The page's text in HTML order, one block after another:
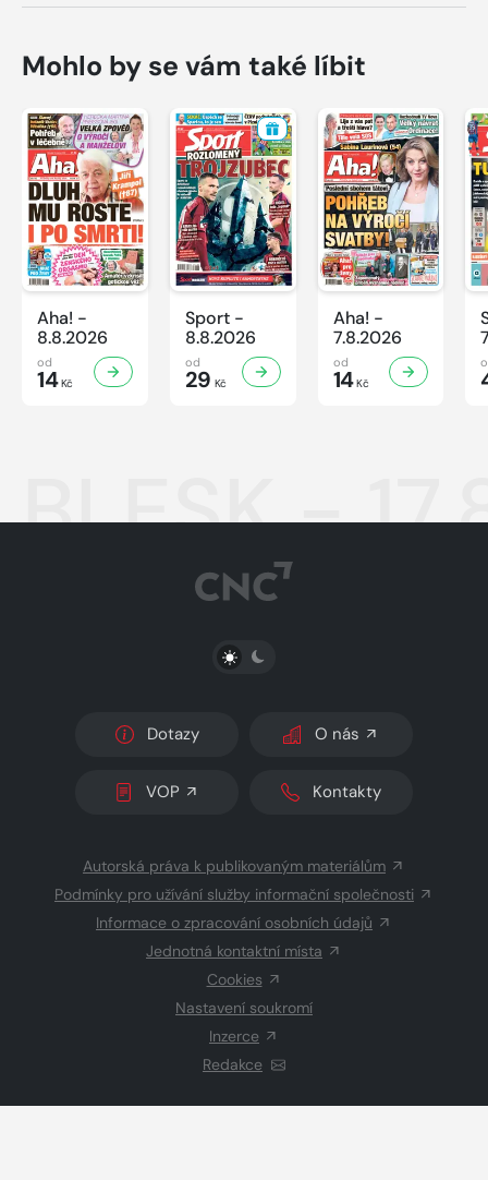
Mohlo by se vám také líbit
Aha! -
8.8.2026
od
14Kč
Sport -
8.8.2026
od
29 Kč
Aha! -
7.8.2026
od
14Kč
BLESK -
PŘEPNOUT SVĚTLÝ/TMAVÝ REŽIM
Dotazy O nás
VOP Kontakty
Autorská práva k publikovaným materiálům
Podmínky pro užívání služby informační společnosti
Informace o zpracování osobních údajů
Jednotná kontaktní místa
Cookies
Nastavení soukromí
Inzerce
Redakce